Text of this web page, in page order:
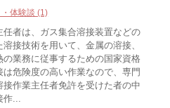
体験談 (1)
任者は、ガス集合溶接装置などの
接技術を用いて、金属の溶接、
の業務に従事するための国家資格
は危険度の高い作業なので、専門
接作業主任者免許を受けた者の中
作...